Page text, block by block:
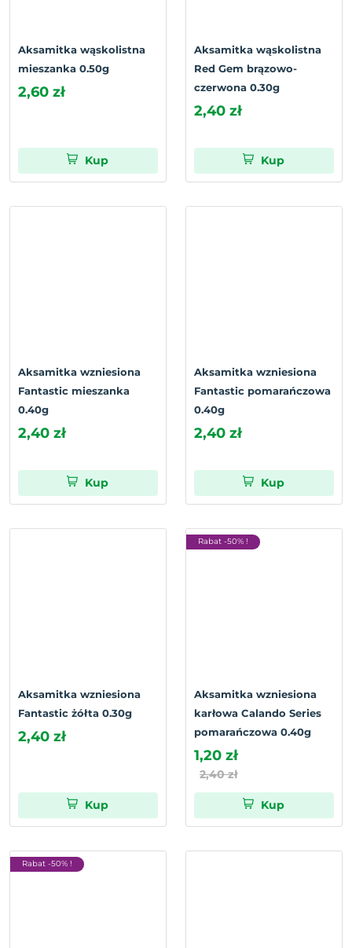
Aksamitka wąskolistna
mieszanka 0.50g
2,60 zł
Kup
Aksamitka wąskolistna
Red Gem brązowo-
czerwona 0.30g
2,40 zł
Kup
Aksamitka wzniesiona
Fantastic mieszanka
0.40g
2,40 zł
Kup
Aksamitka wzniesiona
Fantastic pomarańczowa
0.40g
2,40 zł
Kup
Aksamitka wzniesiona
Fantastic żółta 0.30g
2,40 zł
Kup
Rabat -50% !
Aksamitka wzniesiona
karłowa Calando Series
pomarańczowa 0.40g
1,20 zł
2,40 zł
Kup
Rabat -50% !